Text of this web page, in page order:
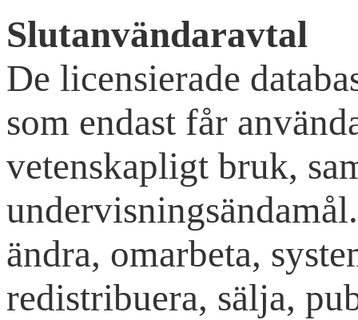
Slutanvändaravtal
De licensierade
som endast får
vetenskapligt bruk,
ändra, omarbeta,
redistribuera, sälja,